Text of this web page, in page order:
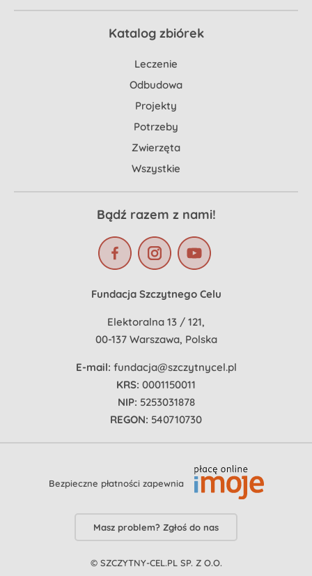
Katalog zbiórek
Leczenie
Odbudowa
Projekty
Potrzeby
Zwierzęta
Wszystkie
Bądź razem z nami!
Fundacja Szczytnego Celu
Elektoralna 13 / 121,
00-137 Warszawa, Polska
E-mail: fundacja@szczytnycel.pl
KRS: 0001150011
NIP: 5253031878
REGON: 540710730
Bezpieczne płatności zapewnia
Masz problem? Zgłoś do nas
© SZCZYTNY-CEL.PL SP. Z O.O.